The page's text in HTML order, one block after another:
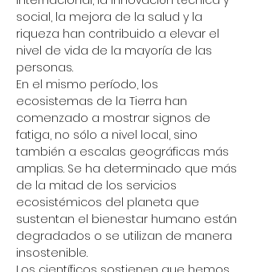
social, la mejora de la salud y la
riqueza han contribuido a elevar el
nivel de vida de la mayoría de las
personas.
En el mismo período, los
ecosistemas de la Tierra han
comenzado a mostrar signos de
fatiga, no sólo a nivel local, sino
también a escalas geográficas más
amplias. Se ha determinado que más
de la mitad de los servicios
ecosistémicos del planeta que
sustentan el bienestar humano están
degradados o se utilizan de manera
insostenible.